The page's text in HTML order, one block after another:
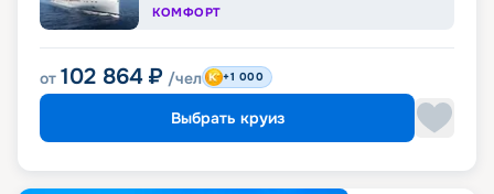
КОМФОРТ
от 102 864 ₽ /чел +1 000
Выбрать круиз